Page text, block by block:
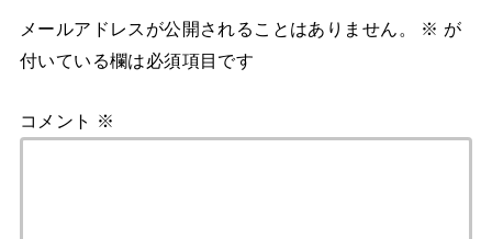
メールアドレスが公開されることはありません。 ※ が
付いている欄は必須項目です
コメント ※